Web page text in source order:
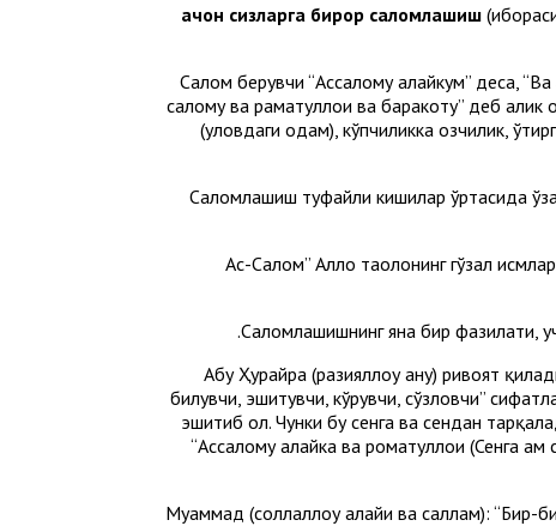
Қачон сизларга бирор саломлашиш
Салом берувчи “Ассалому алайкум” деса, “Ва
салому ва раҳматуллоҳи ва баракотуҳ” деб
(уловдаги одам), кўпчиликка озчилик,
Саломлашиш туфайли кишилар ўртасида
“Ас-Салом” Аллоҳ таолонинг гўзал
Саломлашишнинг яна бир фазилати,
Абу Ҳурайра (разияллоҳу анҳу) ривоят
билувчи, эшитувчи, кўрувчи, сўзловчи”
эшитиб ол. Чунки бу сенга ва сендан
“Ассалому алайка ва роҳматуллоҳи (Сенга
Муҳаммад (соллаллоҳу алайҳи ва саллам):